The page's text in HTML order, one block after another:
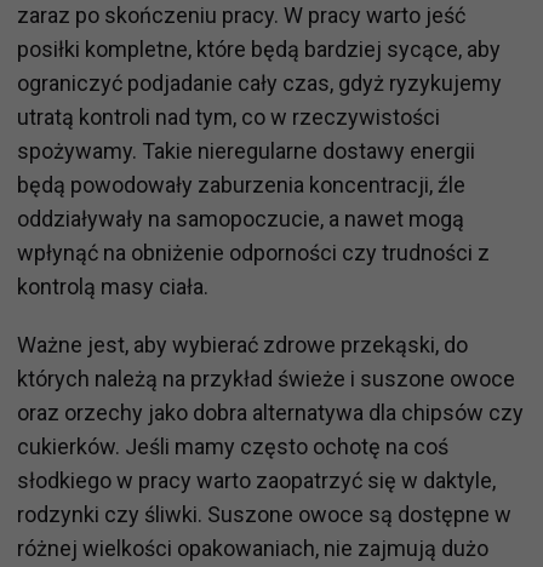
zaraz po skończeniu pracy. W pracy warto jeść
posiłki kompletne, które będą bardziej sycące, aby
ograniczyć podjadanie cały czas, gdyż ryzykujemy
utratą kontroli nad tym, co w rzeczywistości
spożywamy. Takie nieregularne dostawy energii
będą powodowały zaburzenia koncentracji, źle
oddziaływały na samopoczucie, a nawet mogą
wpłynąć na obniżenie odporności czy trudności z
kontrolą masy ciała.
Ważne jest, aby wybierać zdrowe przekąski, do
których należą na przykład świeże i suszone owoce
oraz orzechy jako dobra alternatywa dla chipsów czy
cukierków. Jeśli mamy często ochotę na coś
słodkiego w pracy warto zaopatrzyć się w daktyle,
rodzynki czy śliwki. Suszone owoce są dostępne w
różnej wielkości opakowaniach, nie zajmują dużo